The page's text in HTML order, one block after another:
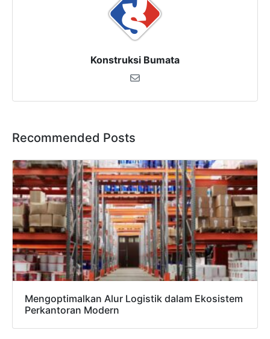
Konstruksi Bumata
Recommended Posts
Mengoptimalkan Alur Logistik dalam Ekosistem
Perkantoran Modern
estimasi cepat via WhatsApp.
Admin 1
6281310045708
CHAT
Admin 2
62811893101
CHAT